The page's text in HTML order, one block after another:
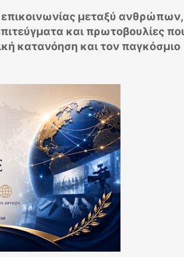
επικοινωνίας μεταξύ ανθρώπων,
και πρωτοβουλίες
κατανόηση και τον παγκόσμιο